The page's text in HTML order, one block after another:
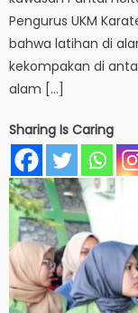
Pengurus UKM
bahwa latihan di
kekompakan di
alam […]
Sharing Is Caring